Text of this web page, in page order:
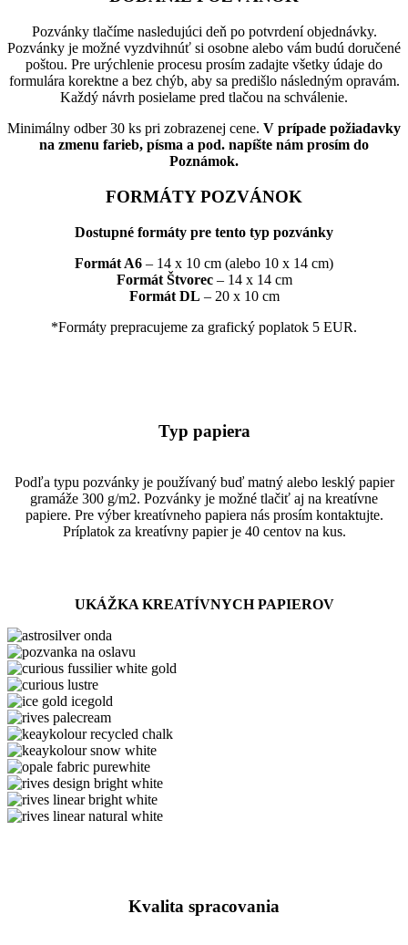
Pozvánky tlačíme nasledujúci deň po potvrdení objednávky.
Pozvánky je možné vyzdvihnúť si osobne alebo vám budú doručené
poštou. Pre urýchlenie procesu prosím zadajte všetky údaje do
formulára korektne a bez chýb, aby sa predišlo následným opravám.
Každý návrh posielame pred tlačou na schválenie.
Minimálny odber 30 ks pri zobrazenej cene. V prípade požiadavky
na zmenu farieb, písma a pod. napíšte nám prosím do
Poznámok.
FORMÁTY POZVÁNOK
Dostupné formáty pre tento typ pozvánky
Formát A6 – 14 x 10 cm (alebo 10 x 14 cm)
Formát Štvorec– 14 x 14 cm
Formát DL – 20 x 10 cm
*Formáty prepracujeme za grafický poplatok 5 EUR.
Typ papiera
Podľa typu pozvánky je používaný buď matný alebo lesklý papier
gramáže 300 g/m2. Pozvánky je možné tlačiť aj na kreatívne
papiere. Pre výber kreatívneho papiera nás prosím kontaktujte.
Príplatok za kreatívny papier je 40 centov na kus.
UKÁŽKA KREATÍVNYCH PAPIEROV
astrosilver
onda
astrosilver-
orion
curious
fussilier
white
gold
curious
lustre
ice
gold
icegold
rives
palecream
keaykolour
recycled
chalk
keaykolour
snow
white
opale
fabric
purewhite
rives
design
rives
Kvalita spracovania